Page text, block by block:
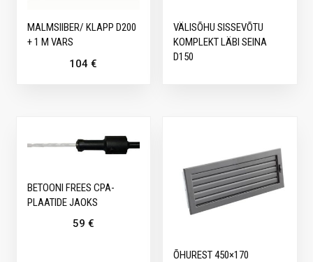
MALMSIIBER/ KLAPP D200
+ 1 M VARS
104€
VÄLISÕHU SISSEVÕTU
KOMPLEKT LÄBI SEINA
D150
BETOONI FREES CPA-
PLAATIDE JAOKS
59 €
ÕHUREST 450×170